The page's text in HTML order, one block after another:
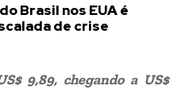
Brasil nos EUA é
de crise
9,89, chegando a US$